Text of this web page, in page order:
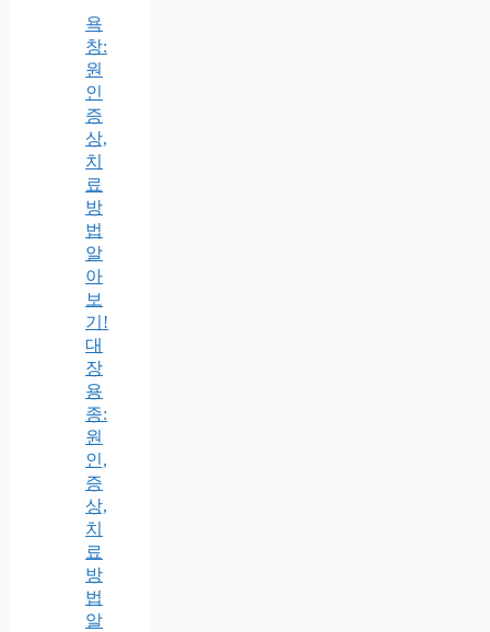
욕
창:
원
인
증
상,
치
료
방
법
알
아
보
기!
대
장
용
종:
원
인,
증
상,
치
료
방
법
알